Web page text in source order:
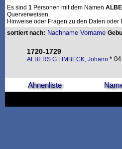
Es sind 1 Personen mit dem Namen
Querverweisen.
Hinweise oder Fragen zu den Daten
sortiert nach: Nachname Vorname
1720-1729
ALBERS G LIMBECK, Johann *
Ahnenliste